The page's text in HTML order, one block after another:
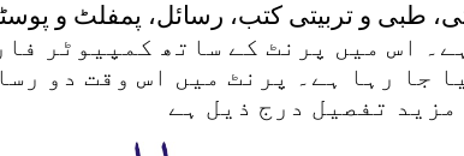
طبی و تربیتی کتب، رسائل، پمفلٹ و
اس میں پرنٹ کے ساتھ کمپیوٹر
جا رہا ہے۔ پرنٹ میں اس وقت دو
تفصیل درج ذیل ہے